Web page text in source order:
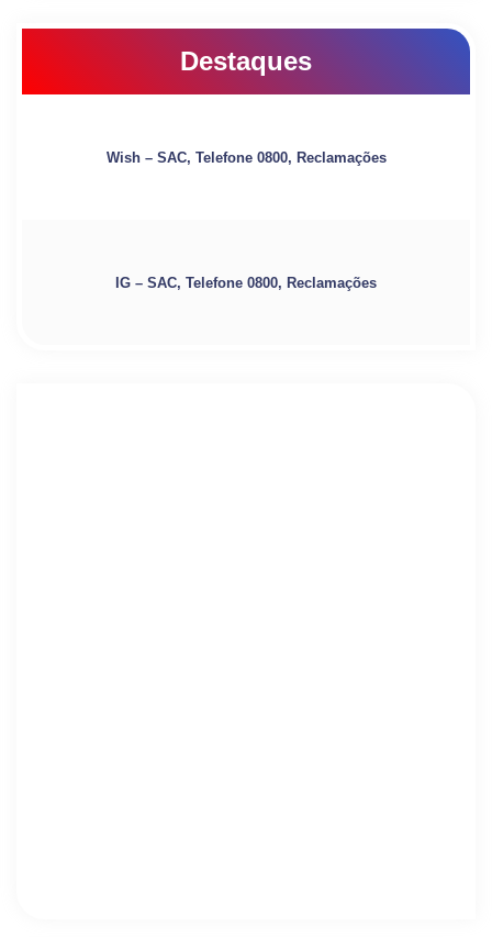
Destaques
Wish – SAC, Telefone 0800, Reclamações
IG – SAC, Telefone 0800, Reclamações